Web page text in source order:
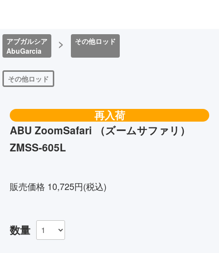
アブガルシア
AbuGarcia
> その他ロッド
その他ロッド
再入荷
ABU ZoomSafari （ズームサファリ）
ZMSS-605L
販売価格 10,725円(税込)
数量